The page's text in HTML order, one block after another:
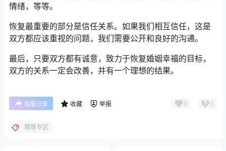
情绪，等等。
恢复最重要的部分是信任关系。如果我们相互信任，这是
双方都应该重视的问题，我们需要公开和良好的沟通。
最后，只要双方都有诚意，致力于恢复婚姻幸福的目标，
双方的关系一定会改善，并有一个理想的结果。
海报分享 收藏 举报 0 0
情感专区